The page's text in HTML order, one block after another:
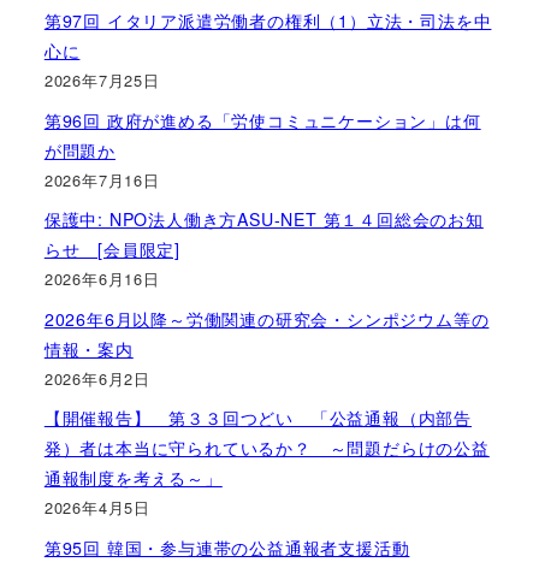
第97回 イタリア派遣労働者の権利（1）立法・司法を中
心に
2026年7月25日
第96回 政府が進める「労使コミュニケーション」は何
が問題か
2026年7月16日
保護中: NPO法人働き方ASU-NET 第１４回総会のお知
らせ [会員限定]
2026年6月16日
2026年6月以降～労働関連の研究会・シンポジウム等の
情報・案内
2026年6月2日
【開催報告】 第３３回つどい 「公益通報（内部告
発）者は本当に守られているか？ ～問題だらけの公益
通報制度を考える～」
2026年4月5日
第95回 韓国・参与連帯の公益通報者支援活動